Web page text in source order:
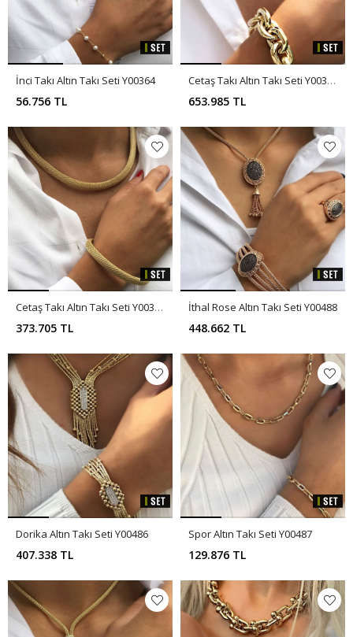
İnci Takı Altın Takı Seti Y00364
56.756 TL
Cetaş Takı Altın Takı Seti Y00362
653.985 TL
Cetaş Takı Altın Takı Seti Y00363
373.705 TL
İthal Rose Altın Takı Seti Y00488
448.662 TL
Dorika Altın Takı Seti Y00486
407.338 TL
Spor Altın Takı Seti Y00487
129.876 TL